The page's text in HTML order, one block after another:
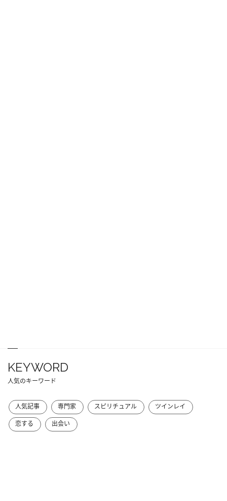
KEYWORD
人気のキーワード
人気記事 専門家 スピリチュアル
ツインレイ
恋する
出会い